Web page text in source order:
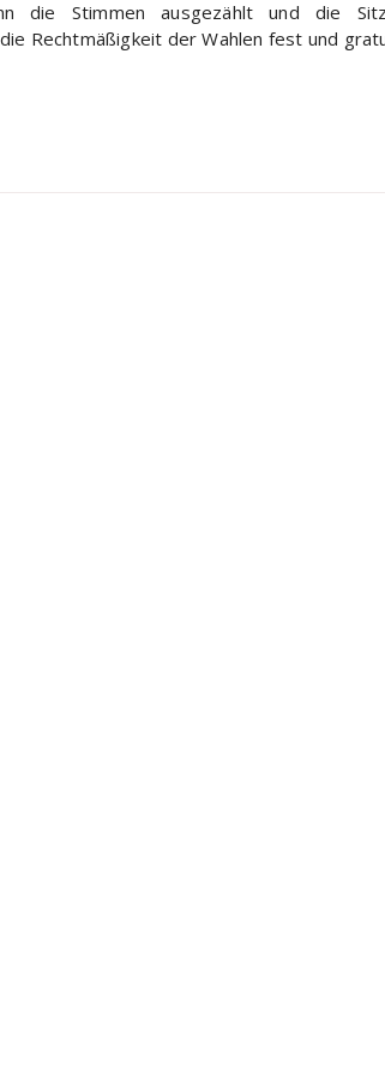
die Stimmen ausgezählt und die
Rechtmäßigkeit der Wahlen fest und